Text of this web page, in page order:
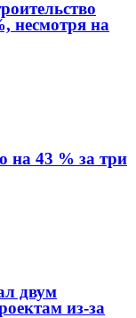
несмотря на
на 43 % за три
двум
из-за